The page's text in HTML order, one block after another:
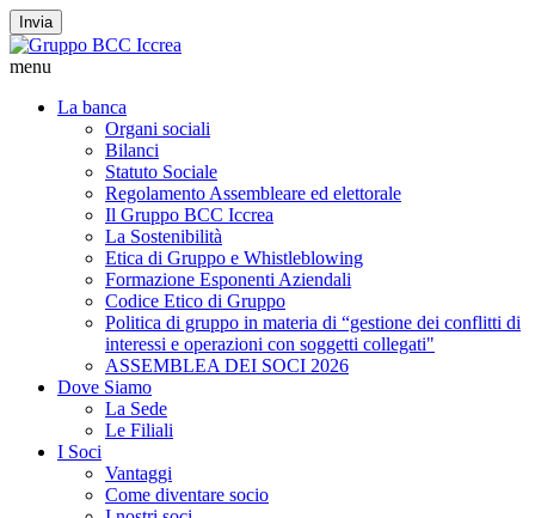
Invia
menu
La banca
Organi sociali
Bilanci
Statuto Sociale
Regolamento Assembleare ed elettorale
Il Gruppo BCC Iccrea
La Sostenibilità
Etica di Gruppo e Whistleblowing
Formazione Esponenti Aziendali
Codice Etico di Gruppo
Politica di gruppo in materia di “gestione dei conflitti di
interessi e operazioni con soggetti collegati"
ASSEMBLEA DEI SOCI 2026
Dove Siamo
La Sede
Le Filiali
I Soci
Vantaggi
Come diventare socio